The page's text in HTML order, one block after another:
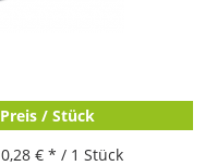
Preis / Stück
0,28 € * / 1 Stück